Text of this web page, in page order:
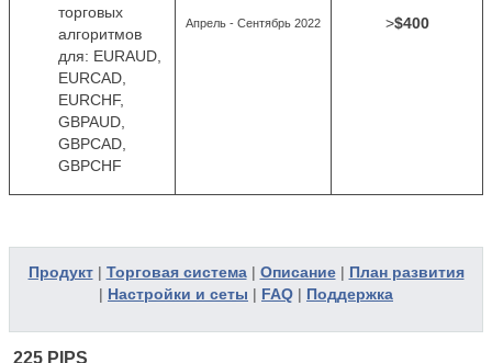
торговых
алгоритмов
для: EURAUD,
EURCAD,
EURCHF,
GBPAUD,
GBPCAD,
GBPCHF
Апрель - Сентябрь 2022 >$400
Продукт| Торговая система| Описание| План развития
| Настройки и сеты | FAQ | Поддержка
225 PIPS